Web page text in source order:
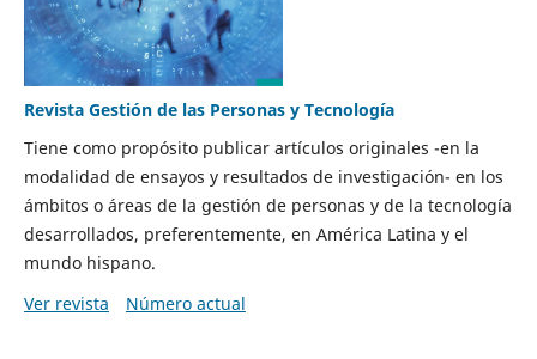
Revista Gestión de las Personas y Tecnología
Tiene como propósito publicar artículos originales -en la
modalidad de ensayos y resultados de investigación- en los
ámbitos o áreas de la gestión de personas y de la tecnología
desarrollados, preferentemente, en América Latina y el
mundo hispano.
Ver revista
Número actual